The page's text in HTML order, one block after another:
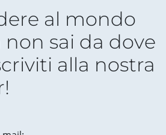
al mondo
sai da dove
alla nostra